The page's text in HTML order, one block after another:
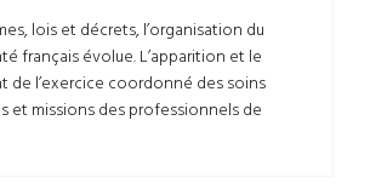
lois et décrets, l’organisation du
français évolue. L’apparition et le
de l’exercice coordonné des soins
et missions des professionnels de